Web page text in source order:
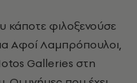
κάποτε φιλοξενούσε
Αφοί Λαμπρόπουλοι,
Galleries στη